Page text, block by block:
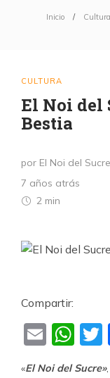
Inicio Cultura
CULTURA
El Noi del
Bestia
por El Noi del
7 años atrás
2 min
Compartir:
Email
«El Noi del Sucre»